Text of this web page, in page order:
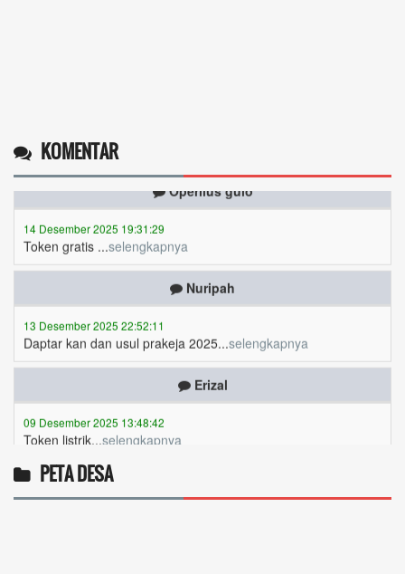
KOMENTAR
14 Desember 2025 19:31:29
Token gratis ...selengkapnya
Nuripah
Daptar kan dan usul prakeja 2025...selengkapnya
Erizal
Token listrik...selengkapnya
06 Desember 2025 18:38:17
Pulsa gratis ...selengkapnya
PETA DESA